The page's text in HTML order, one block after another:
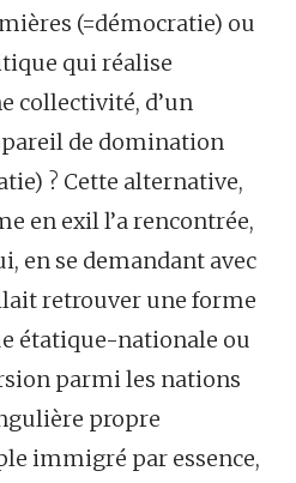
(=démocratie) ou
qui réalise
collectivité, d’un
de domination
? Cette alternative,
en exil l’a rencontrée,
en se demandant avec
retrouver une forme
étatique-nationale ou
parmi les nations
propre
immigré par essence,